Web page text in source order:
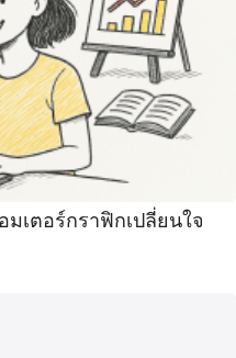
เตอร์กราฟิกเปลี่ยนใจ